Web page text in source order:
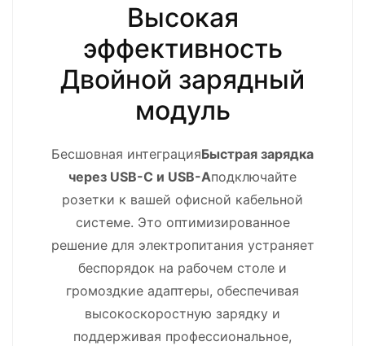
Высокая
эффективность
Двойной зарядный
модуль
Бесшовная интеграцияБыстрая зарядка
через USB-C и USB-Aподключайте
розетки к вашей офисной кабельной
системе. Это оптимизированное
решение для электропитания устраняет
беспорядок на рабочем столе и
громоздкие адаптеры, обеспечивая
высокоскоростную зарядку и
поддерживая профессиональное,